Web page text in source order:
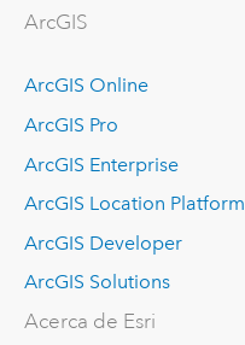
ArcGIS
ArcGIS Online
ArcGIS Pro
ArcGIS Enterprise
ArcGIS Location Platform
ArcGIS Developer
ArcGIS Solutions
Acerca de Esri